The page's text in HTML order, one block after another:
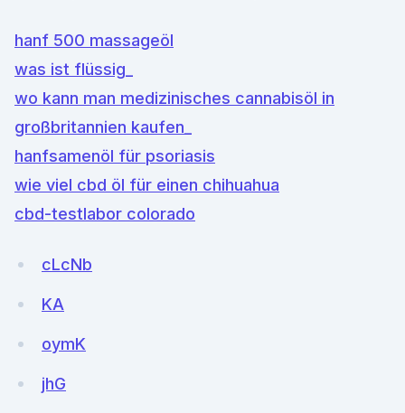
hanf 500 massageöl
was ist flüssig_
wo kann man medizinisches cannabisöl in
großbritannien kaufen_
hanfsamenöl für psoriasis
wie viel cbd öl für einen chihuahua
cbd-testlabor colorado
cLcNb
KA
oymK
jhG